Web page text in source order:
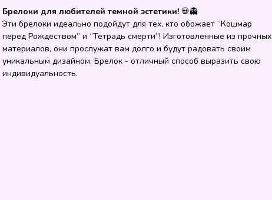
Брелоки для любителей темной эстетики! 💀👻
Эти брелоки идеально подойдут для тех, кто обожает “Кошмар
перед Рождеством” и “Тетрадь смерти”! Изготовленные из прочных
материалов, они прослужат вам долго и будут радовать своим
уникальным дизайном. Брелок - отличный способ выразить свою
индивидуальность.